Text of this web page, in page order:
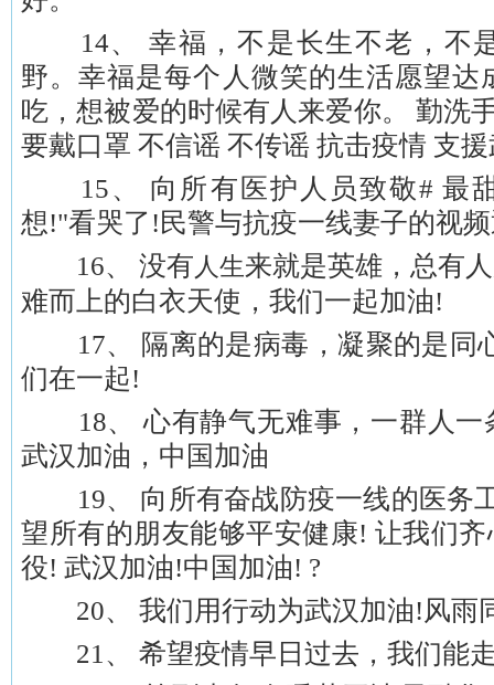
14、 幸福，不是长生不老，不
野。幸福是每个人微笑的生活愿望达
吃，想被爱的时候有人来爱你。 勤洗
要戴口罩 不信谣 不传谣 抗击疫情 支
15、 向所有医护人员致敬# 最
想!"看哭了!民警与抗疫一线妻子的视
16、 没有 人生来就是英雄，总有
难而上的白衣天使，我们一起加油!
17、 隔离的是病毒，凝聚的是同
们在一起!
18、 心有静气无难事，一群人一
武汉加油，中国加油
19、 向所有奋战防疫一线的医务
望所有的朋友能够平安健康! 让我们
役! 武汉加油!中国加油! ?
20、 我们用行动为武汉加油!风雨
21、 希望疫情早日过去，我们能